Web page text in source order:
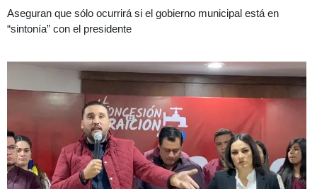
Aseguran que sólo ocurrirá si el gobierno municipal está en
“sintonía” con el presidente